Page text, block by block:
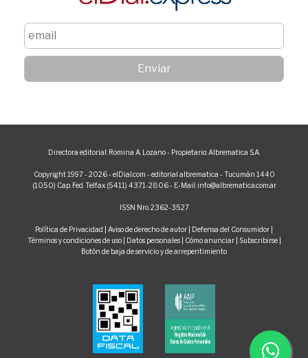
Directora editorial: Romina A. Lozano - Propietario: Albrematica S.A.
Copyright 1997 - 2026 - elDial.com - editorial albrematica - Tucumán 1440
(1050) Cap. Fed. Telfax (5411) 4371-2806 - E-Mail: info@albrematica.com.ar
ISSN Nro. 2362-3527
Política de Privacidad Aviso de derecho de autor Defensa del Consumidor
Términos y condiciones de uso| Datos personales| Cómo anunciar| Subscribirse
Botón de baja de servicio y de arrepentimiento